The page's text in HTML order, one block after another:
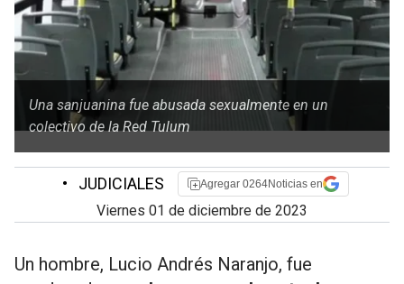
Una sanjuanina fue abusada sexualmente en un
colectivo de la Red Tulum
• JUDICIALES Agregar 0264Noticias en
viernes 01 de diciembre de 2023
Un hombre, Lucio Andrés Naranjo, fue